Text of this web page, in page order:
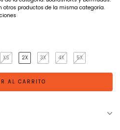
otros productos de la misma categoría.
XS 2X 3X 4X 5X